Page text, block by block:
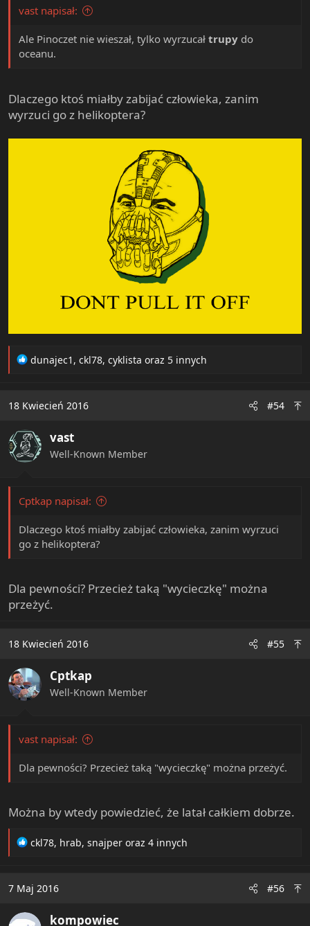
vast napisał:
Ale Pinoczet nie wieszał, tylko wyrzucał trupy do
oceanu.
Dlaczego ktoś miałby zabijać człowieka, zanim
wyrzuci go z helikoptera?
R
t
o
n
s
dunajec1 , ckl78, cyklista oraz 5 innych
18 Kwiecień 2016 #54
vast
Well-Known Member
Cptkap napisał:
Dlaczego ktoś miałby zabijać człowieka, zanim wyrzuci
go z helikoptera?
Dla pewności? Przecież taką "wycieczkę" można
przeżyć.
18 Kwiecień 2016 #55
Cptkap
Well-Known Member
vast napisał:
Dla pewności? Przecież taką "wycieczkę" można przeżyć.
Można by wtedy powiedzieć, że latał całkiem dobrze.
R
c
t
o
ckl78, hrab, snajper oraz 4 innych
7 Maj 2016 #56
kompowiec